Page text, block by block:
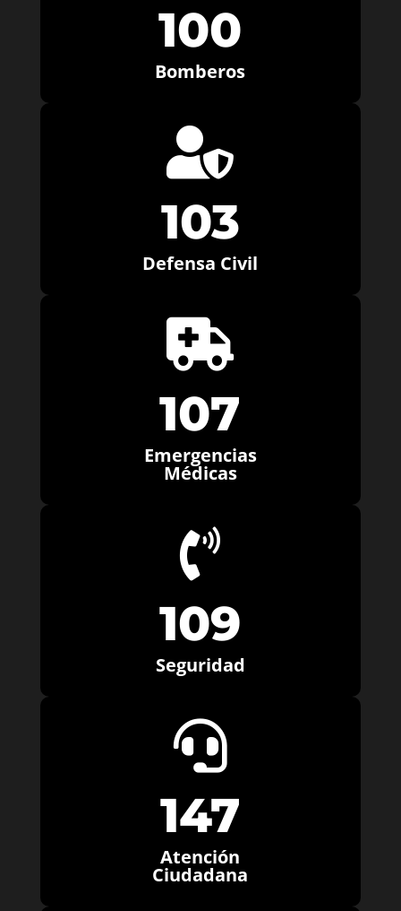
100
Bomberos

103
Defensa Civil

107
Emergencias
Médicas

109
Seguridad

147
Atención
Ciudadana